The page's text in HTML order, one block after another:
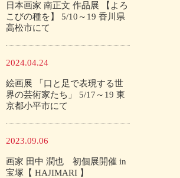
日本画家 南正文 作品展 【よろ
こびの種を】 5/10～19 香川県
高松市にて
2024.04.24
絵画展 「口と足で表現する世
界の芸術家たち」 5/17～19 東
京都小平市にて
2023.09.06
画家 田中 潤也 初個展開催 in
宝塚【 HAJIMARI 】